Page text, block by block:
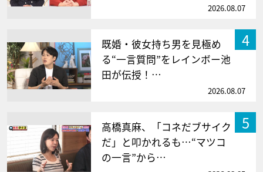
2026.08.07
4
既婚・彼女持ち男を見極め
る“一言質問”をレインボー池
田が伝授！…
2026.08.07
5
高橋真麻、「コネだブサイク
だ」と叩かれるも…“マツコ
の一言”から…